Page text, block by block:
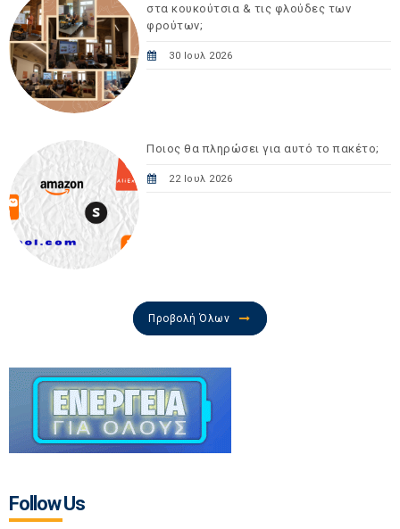
στα κουκούτσια & τις φλούδες των
φρούτων;
30 Ιουλ 2026
Ποιος θα πληρώσει για αυτό το πακέτο;
22 Ιουλ 2026
Προβολή Όλων
Follow Us